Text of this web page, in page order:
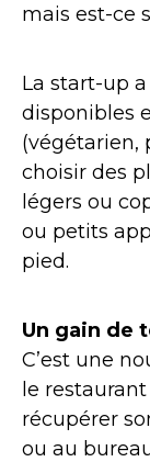
mais est-ce
La start-up
disponibles
(végétarien,
choisir des
légers ou
ou petits
pied.
Un gain de
C’est une
le
récupérer
ou au